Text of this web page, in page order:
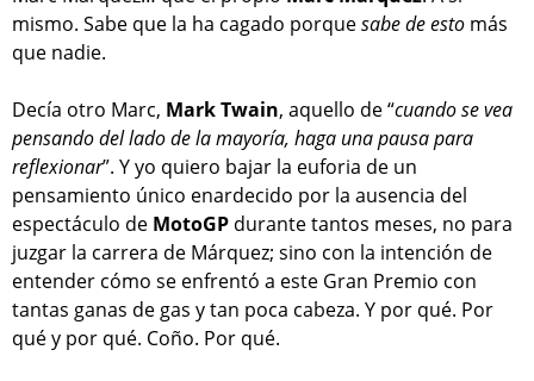
mismo. Sabe que la ha cagado porquesabe de esto más
que nadie.
Decía otro Marc, Mark Twain, aquello de “cuando se vea
pensando del lado de la mayoría, haga una pausa para
reflexionar”. Y yo quiero bajar la euforia de un
pensamiento único enardecido por la ausencia del
espectáculo de MotoGP durante tantos meses, no para
juzgar la carrera de Márquez; sino con la intención de
entender cómo se enfrentó a este Gran Premio con
tantas ganas de gas y tan poca cabeza. Y por qué. Por
qué y por qué. Coño. Por qué.